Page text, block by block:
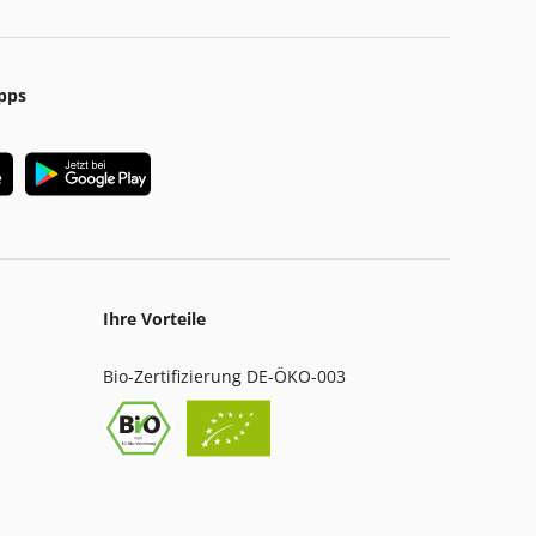
Ihre Vorteile
Bio-Zertifizierung DE-ÖKO-003